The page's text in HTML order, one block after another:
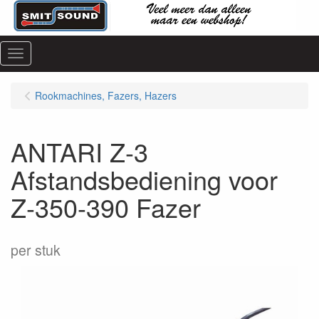
Menu
Rookmachines, Fazers, Hazers
ANTARI Z-3
Afstandsbediening voor
Z-350-390 Fazer
per stuk